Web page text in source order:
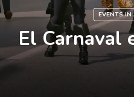
EVENTS IN
El Carnaval